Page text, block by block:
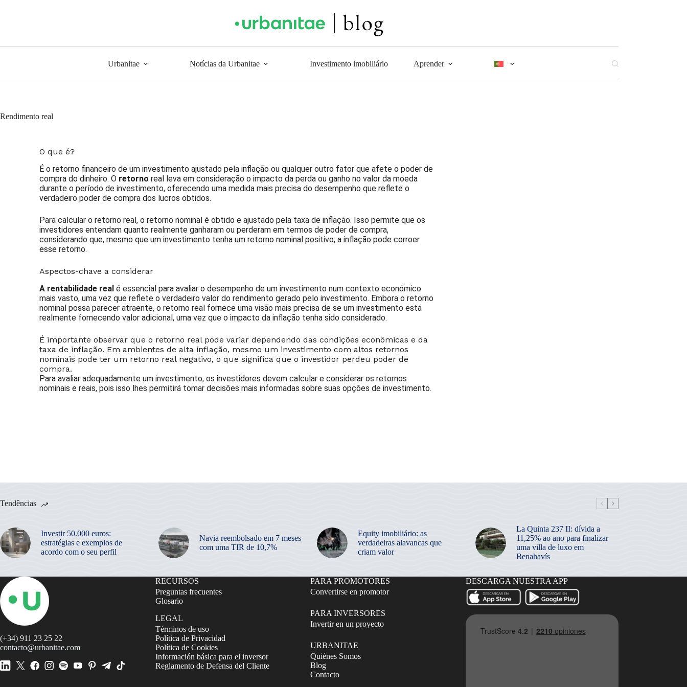
Urbanitae Notícias da Urbanitae Investimento imobiliário Aprender
Rendimento real
O que é?
É o retorno financeiro de um investimento ajustado pela inflação ou qualquer outro fator que afete o poder de
compra do dinheiro. O retorno real leva em consideração o impacto da perda ou ganho no valor da moeda
durante o período de investimento, oferecendo uma medida mais precisa do desempenho que reflete o
verdadeiro poder de compra dos lucros obtidos.
Para calcular o retorno real, o retorno nominal é obtido e ajustado pela taxa de inflação. Isso permite que os
investidores entendam quanto realmente ganharam ou perderam em termos de poder de compra,
considerando que, mesmo que um investimento tenha um retorno nominal positivo, a inflação pode corroer
esse retorno.
Aspectos-chave a considerar
A rentabilidade real é essencial para avaliar o desempenho de um investimento num contexto económico
mais vasto, uma vez que reflete o verdadeiro valor do rendimento gerado pelo investimento. Embora o retorno
nominal possa parecer atraente, o retorno real fornece uma visão mais precisa de se um investimento está
realmente fornecendo valor adicional, uma vez que o impacto da inflação tenha sido considerado.
É importante observar que o retorno real pode variar dependendo das condições econômicas e da
taxa de inflação. Em ambientes de alta inflação, mesmo um investimento com altos retornos
nominais pode ter um retorno real negativo, o que significa que o investidor perdeu poder de
compra.
Para avaliar adequadamente um investimento, os investidores devem calcular e considerar os retornos
nominais e reais, pois isso lhes permitirá tomar decisões mais informadas sobre suas opções de investimento.
Tendências
Investir 50.000 euros:
estratégias e exemplos de
acordo com o seu perfil
Navia reembolsado em 7 meses
com uma TIR de 10,7%
Equity imobiliário: as
verdadeiras alavancas que
criam valor
La Quinta 237 II: dívida a
11,25% ao ano para finalizar
uma villa de luxo em
Benahavís
(+34) 911 23 25 22
contacto@urbanitae.com
RECURSOS
Preguntas frecuentes
Glosario
LEGAL
Términos de uso
Política de Privacidad
Política de Cookies
Información básica para el inversor
Reglamento de Defensa del Cliente
PARA PROMOTORES
Convertirse en promotor
PARA INVERSORES
Invertir en un proyecto
URBANITAE
Quiénes Somos
Blog
Contacto
DESCARGA NUESTRA APP